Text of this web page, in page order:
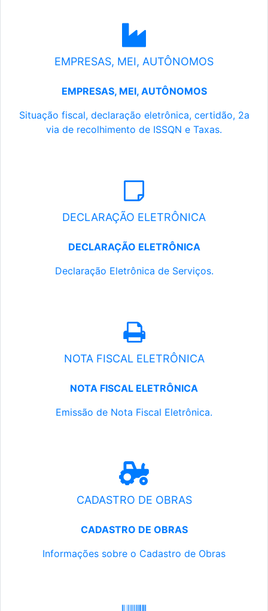
EMPRESAS, MEI, AUTÔNOMOS
EMPRESAS, MEI, AUTÔNOMOS
Situação fiscal, declaração eletrônica, certidão, 2a
via de recolhimento de ISSQN e Taxas.
DECLARAÇÃO ELETRÔNICA
DECLARAÇÃO ELETRÔNICA
Declaração Eletrônica de Serviços.
NOTA FISCAL ELETRÔNICA
NOTA FISCAL ELETRÔNICA
Emissão de Nota Fiscal Eletrônica.
CADASTRO DE OBRAS
CADASTRO DE OBRAS
Informações sobre o Cadastro de Obras